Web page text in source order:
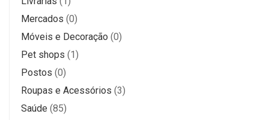
Mercados (0)
Móveis e Decoração (0)
Pet shops (1)
Postos (0)
Roupas e Acessórios (3)
Saúde (85)